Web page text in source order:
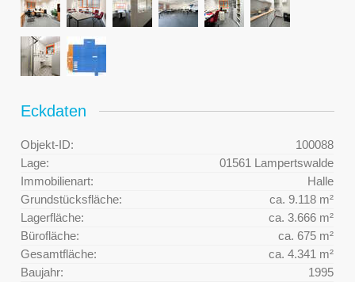
Eckdaten
Objekt-ID:
100088
Lage:
01561 Lampertswalde
Immobilienart:
Halle
Grundstücksfläche:
ca. 9.118 m²
Lagerfläche:
ca. 3.666 m²
Bürofläche:
ca. 675 m²
Gesamtfläche:
ca. 4.341 m²
Baujahr:
1995